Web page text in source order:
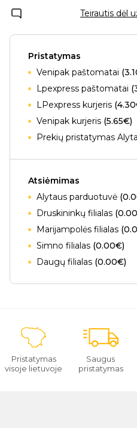
Teirautis dėl
Pristatymas
Venipak paštomatai
Lpexpress paštomatai
LPexpress kurjeris
Venipak kurjeris (5.65€)
Prekių pristatymas
Atsiėmimas
Alytaus parduotuvė
Druskininkų filialas
Marijampolės filialas
Simno filialas (0.00€)
Daugų filialas (0.00€)
Pristatymas
visoje lietuvoje
Saugus
pristatymas